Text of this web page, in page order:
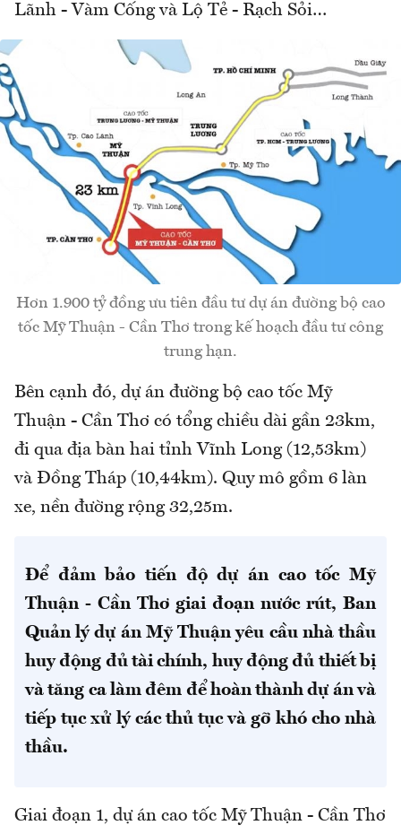
Lãnh - Vàm Cống và Lộ Tẻ - Rạch Sỏi…
Hơn 1.900 tỷ đồng ưu tiên đầu tư dự án đường bộ cao
tốc Mỹ Thuận - Cần Thơ trong kế hoạch đầu tư công
trung hạn.
Bên cạnh đó, dự án đường bộ cao tốc Mỹ
Thuận - Cần Thơ có tổng chiều dài gần 23km,
đi qua địa bàn hai tỉnh Vĩnh Long (12,53km)
và Đồng Tháp (10,44km). Quy mô gồm 6 làn
xe, nền đường rộng 32,25m.
Để đảm bảo tiến độ dự án cao tốc Mỹ
Thuận - Cần Thơ giai đoạn nước rút, Ban
Quản lý dự án Mỹ Thuận yêu cầu nhà thầu
huy động đủ tài chính, huy động đủ thiết bị
và tăng ca làm đêm để hoàn thành dự án và
tiếp tục xử lý các thủ tục và gỡ khó cho nhà
thầu.
Giai đoạn 1, dự án cao tốc Mỹ Thuận - Cần Thơ